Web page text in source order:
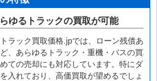
ゆるトラックの買取が可能
ラック買取価格.jpでは、ローン残債あり
、あらゆるトラック・重機・バスの買取
ての売却にも対応しています。特にダン
入れており、高価買取が望めるでしょう